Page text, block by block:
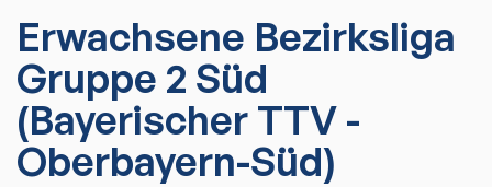
Erwachsene Bezirksliga
Gruppe 2 Süd
(Bayerischer TTV -
Oberbayern-Süd)